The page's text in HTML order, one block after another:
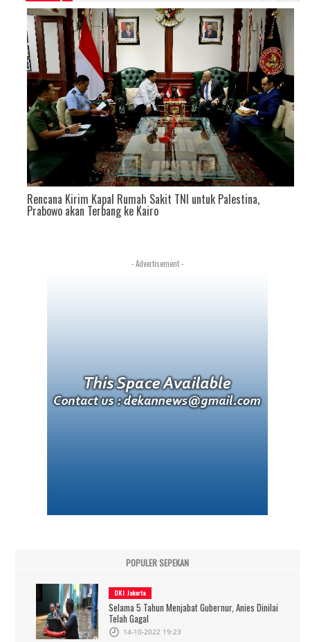
Rencana Kirim Kapal Rumah Sakit TNI untuk Palestina,
Prabowo akan Terbang ke Kairo
- Advertisement -
POPULER SEPEKAN
DKI Jakarta
Selama 5 Tahun Menjabat Gubernur, Anies Dinilai
Telah Gagal
14-10-2022 19:23